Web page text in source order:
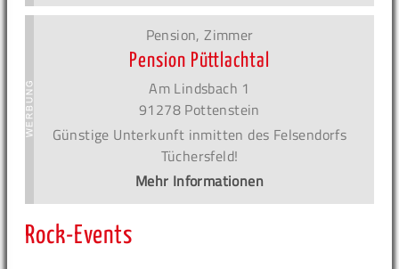
Pension, Zimmer
Pension Püttlachtal
Am Lindsbach 1
91278 Pottenstein
Günstige Unterkunft inmitten des Felsendorfs
Tüchersfeld!
Mehr Informationen
Rock-Events